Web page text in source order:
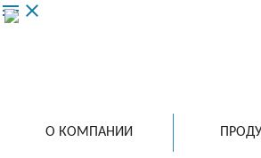
menu close
О КОМПАНИИ